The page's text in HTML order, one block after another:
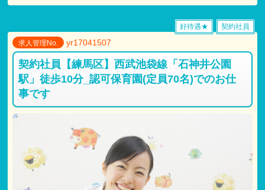
求人管理No. yr17041507
契約社員【練馬区】西武池袋線「石神井公園
駅」徒歩10分_認可保育園(定員70名)でのお仕
事です
好待遇★ 契約社員